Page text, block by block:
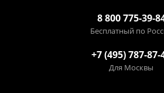
8 800 775-39-
Бесплатный по
+7 (495) 787-87-
Для Москвы